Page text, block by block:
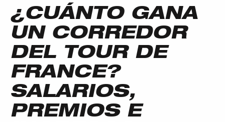
¿CUÁNTO GANA
UN CORREDOR
DEL TOUR DE
FRANCE?
SALARIOS,
PREMIOS E